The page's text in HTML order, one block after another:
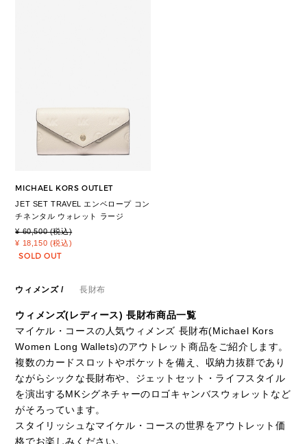
MICHAEL KORS OUTLET
JET SET TRAVEL エンベロープ コン
チネンタル ウォレット ラージ
¥ 60,500 (税込)
¥ 18,150 (税込)
SOLD OUT
ウィメンズ/ 長財布
ウィメンズ(レディース) 長財布商品一覧
マイケル・コースの人気ウィメンズ 長財布(Michael Kors
Women Long Wallets)のアウトレット商品をご紹介します。
複数のカードスロットやポケットを備え、収納力抜群であり
ながらシックな長財布や、ジェットセット・ライフスタイル
を演出するMKシグネチャーのロゴキャンバスウォレットなど
がそろっています。
スタイリッシュなマイケル・コースの世界をアウトレット価
格でお楽しみください。